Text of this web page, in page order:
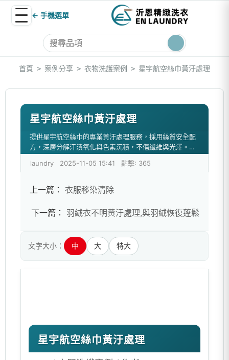
← 手機選單
首頁 > 案例分享 > 衣物洗護案例 > 星宇航空絲巾黃汙處理
星宇航空絲巾黃汙處理
提供星宇航空絲巾的專業黃汙處理服務，採用絲質安全配
方，深層分解汗漬氧化與色素沉積，不傷纖維與光澤。精
laundry 2025-11-05 15:41 點擊: 365
上一篇： 衣服移染清除
下一篇： 羽絨衣不明黃汙處理,與羽絨恢復蓬鬆
文字大小： 中 大 特大
星宇航空絲巾黃汙處理